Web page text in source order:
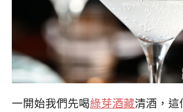
一開始我們先喝綠芽酒藏清酒，這